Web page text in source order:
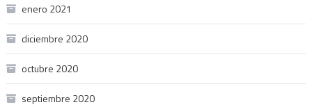
enero 2021
diciembre 2020
octubre 2020
septiembre 2020